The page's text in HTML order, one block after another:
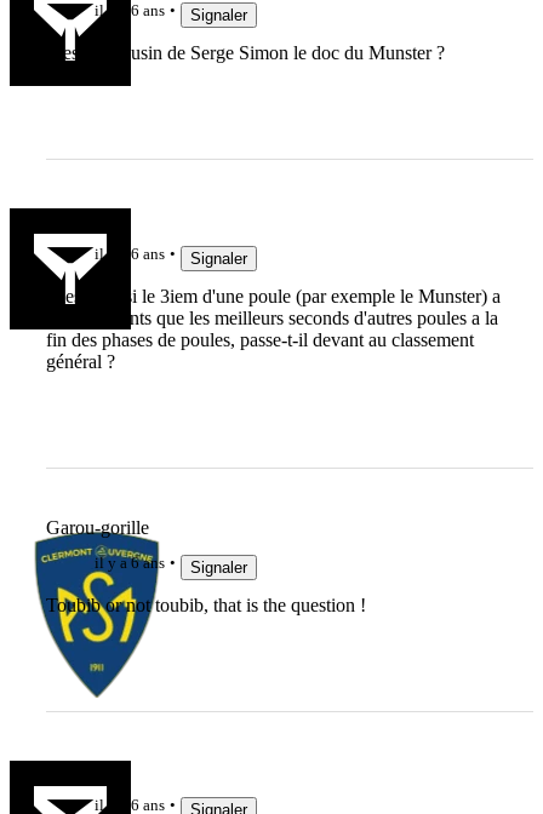
il y a 6 ans Signaler
C'est un cousin de Serge Simon le doc du Munster ?
il y a 6 ans Signaler
question : si le 3iem d'une poule (par exemple le Munster) a
plus de points que les meilleurs seconds d'autres poules a la
fin des phases de poules, passe-t-il devant au classement
général ?
Garou-gorille
il y a 6 ans Signaler
Toubib or not toubib, that is the question !
il y a 6 ans Signaler